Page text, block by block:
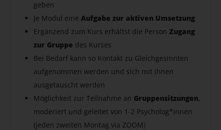
geben
Je Modul eine Aufgabe zur aktiven Umsetzung
Ergänzend zum Kurs erhältst die Person Zugang
zur Gruppe des Kurses
Bei Bedarf kann so Kontakt zu Gleichgesinnten
aufgenommen werden und sich mit ihnen
ausgetauscht werden
Möglichkeit zur Teilnahme an Gruppensitzungen,
moderiert und geleitet von 1-2 Psycholog*innen
(jeden zweiten Montag via ZOOM)